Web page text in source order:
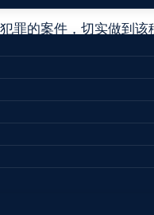
的案件，切实做到该
的，应当及时向公安
验、鉴定、认定等协
上位法已经规定行政
件的全部材料，同时
、人民检察院;未作出
后，再决定是否给予行